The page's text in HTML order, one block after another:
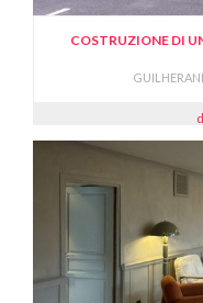
COSTRUZIONE DI